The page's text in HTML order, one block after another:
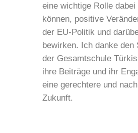
eine wichtige Rolle dabei
können, positive
der EU-Politik und
bewirken. Ich danke den
der Gesamtschule
ihre Beiträge und ihr
eine gerechtere und
Zukunft.